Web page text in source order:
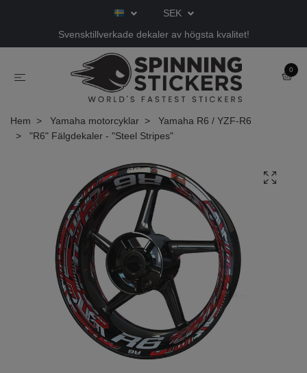
SEK
Svensktillverkade dekaler av högsta kvalitet!
0
Hem Yamaha motorcyklar
Yamaha R6 / YZF-R6
"R6" Fälgdekaler - "Steel Stripes"